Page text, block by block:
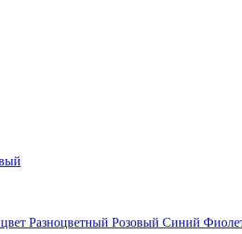
Разноцветный Розовый Синий